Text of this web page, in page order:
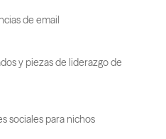
de email
y piezas de liderazgo de
sociales para nichos